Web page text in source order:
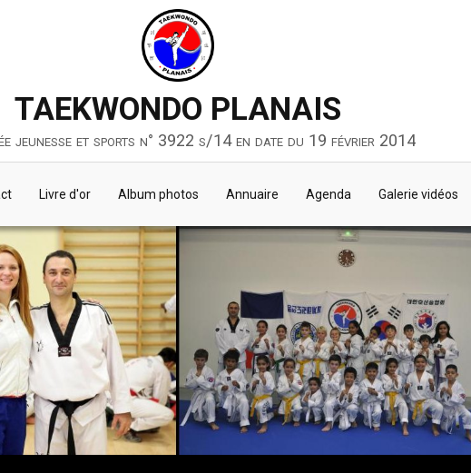
TAEKWONDO PLANAIS
jeunesse et sports n° 3922 s/14 en date du 19 février 2014
Livre d'or Album photos Annuaire Agenda Galerie vidéos